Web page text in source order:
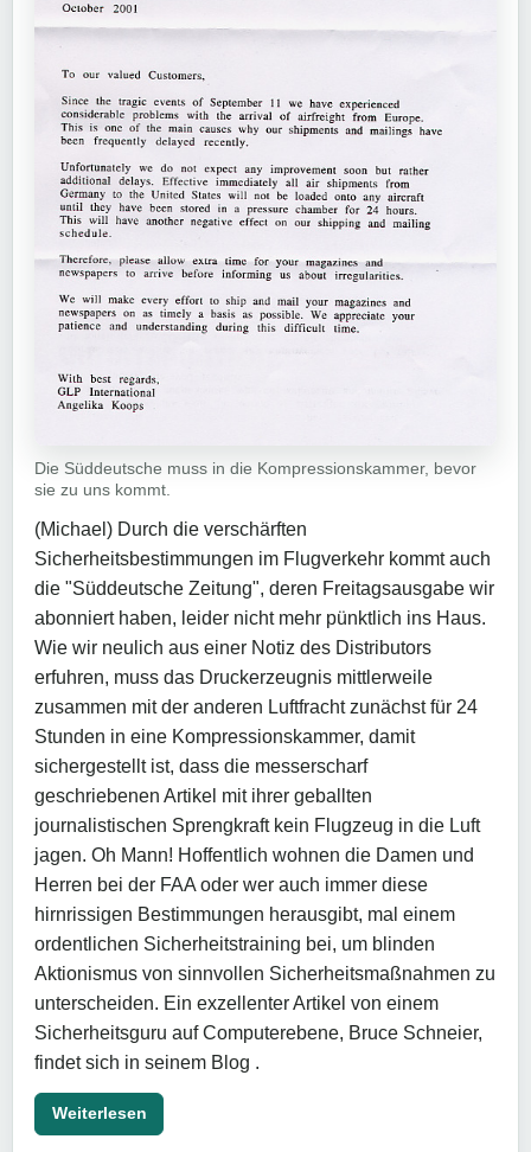
Die Süddeutsche muss in die Kompressionskammer, bevor
sie zu uns kommt.
(Michael) Durch die verschärften
Sicherheitsbestimmungen im Flugverkehr kommt auch
die "Süddeutsche Zeitung", deren Freitagsausgabe wir
abonniert haben, leider nicht mehr pünktlich ins Haus.
Wie wir neulich aus einer Notiz des Distributors
erfuhren, muss das Druckerzeugnis mittlerweile
zusammen mit der anderen Luftfracht zunächst für 24
Stunden in eine Kompressionskammer, damit
sichergestellt ist, dass die messerscharf
geschriebenen Artikel mit ihrer geballten
journalistischen Sprengkraft kein Flugzeug in die Luft
jagen. Oh Mann! Hoffentlich wohnen die Damen und
Herren bei der FAA oder wer auch immer diese
hirnrissigen Bestimmungen herausgibt, mal einem
ordentlichen Sicherheitstraining bei, um blinden
Aktionismus von sinnvollen Sicherheitsmaßnahmen zu
unterscheiden. Ein exzellenter Artikel von einem
Sicherheitsguru auf Computerebene, Bruce Schneier,
findet sich in seinem Blog .
Weiterlesen